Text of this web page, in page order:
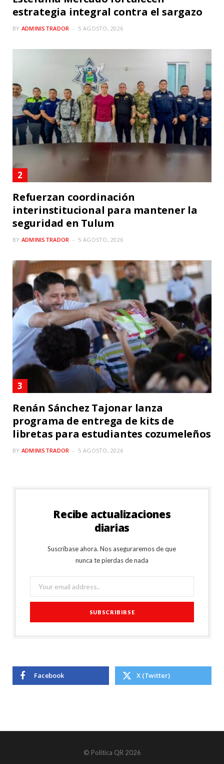
estrategia integral contra el sargazo
BY ADMINISTRADOR 5 AGOSTO, 2026
Refuerzan coordinación
interinstitucional para mantener la
seguridad en Tulum
BY ADMINISTRADOR 5 AGOSTO, 2026
Renán Sánchez Tajonar lanza
programa de entrega de kits de
libretas para estudiantes cozumeleños
BY ADMINISTRADOR 5 AGOSTO, 2026
Recibe actualizaciones
diarias
Suscríbase ahora. Nos aseguraremos de que
nunca te pierdas de nada
Facebook X (Twitter)
© Política QR 2026